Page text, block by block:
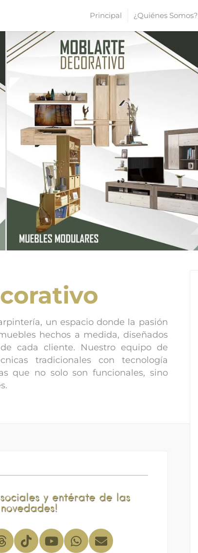
Principal ¿Quiénes Somos?
un espacio donde la pasión
hechos a medida, diseñados
cada cliente. Nuestro equipo de
tradicionales con tecnología
que no solo son funcionales, sino
y entérate de las